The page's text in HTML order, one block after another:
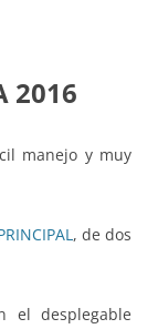
2016
manejo y muy
, de dos
el desplegable